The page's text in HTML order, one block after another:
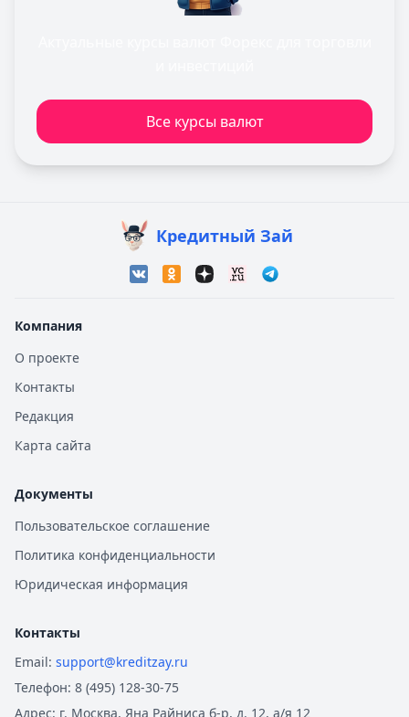
Все курсы валют
Кредитный Зай
Компания
О проекте
Контакты
Редакция
Карта сайта
Документы
Пользовательское соглашение
Политика конфиденциальности
Юридическая информация
Контакты
Email: support@kreditzay.ru
Телефон: 8 (495) 128-30-75
Адрес: г. Москва, Яна Райниса б-р, д. 12, а/я 12